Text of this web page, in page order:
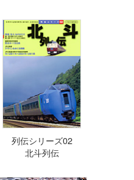
列伝シリーズ02
北斗列伝